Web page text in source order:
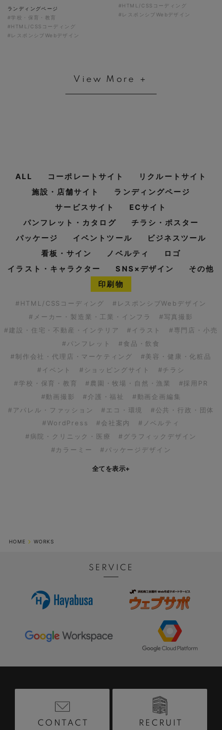
#HTML/CSSコーディング
#レスポンシブWebデザイン
ランディングページ
#学校・保育・教育
#HTML/CSSコーディング
#レスポンシブWebデザイン
View More ＋
ALL コーポレートサイト
リクルートサイト
施設・店舗サイト
ランディングページ
サービスサイト
ECサイト
パンフレット・カタログ
チラシ・ポスター
パッケージ
イベントツール
ビジネスツール
看板・サイン
ノベルティ
ロゴ
イラスト・キャラクター
SNS×デザイン
その他
印刷物
#HTML/CSSコーディング
#レスポンシブWebデザイン
#メーカー・製造業・工業・インフラ
#写真撮影
#建設・住宅・不動産・インテリア
#イラスト
#専門店・小売
#パンフレット
#食品・飲食
#制作会社・代理店・マーケティング
#美容・健康・化粧品
#イベント
#ショッピングサイト
#チラシ
#学校・保育・教育
#農園・牧場・自然・漁業
#採用PR
#動画撮影
#介護・福祉
#動画企画編集
#アパレル・ファッション
#エコ・環境
#公共・行政・団体
#WordPress
#会社案内
#ノベルティ
#病院・クリニック・医療
#グラフィックデザイン
#カラーミー
#パッケージデザイン
全てを表示+
HOME WORKS
SERVICE
CONTACT RECRUIT